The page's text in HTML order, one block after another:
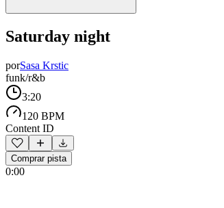
Saturday night
porSasa Krstic
funk/r&b
3:20
120 BPM
Content ID
Comprar pista
0:00